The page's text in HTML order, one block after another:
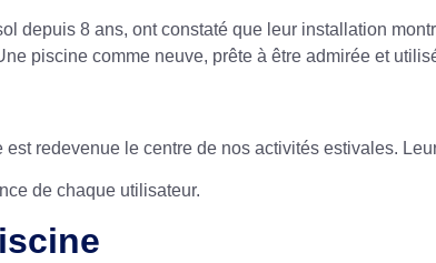
depuis 8 ans, ont constaté que leur installation
piscine comme neuve, prête à être admirée et
redevenue le centre de nos activités estivales.
de chaque utilisateur.